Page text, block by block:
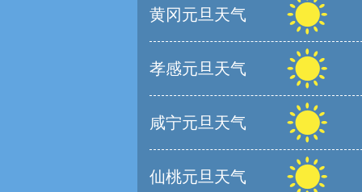
黄冈元旦天气
孝感元旦天气
咸宁元旦天气
仙桃元旦天气